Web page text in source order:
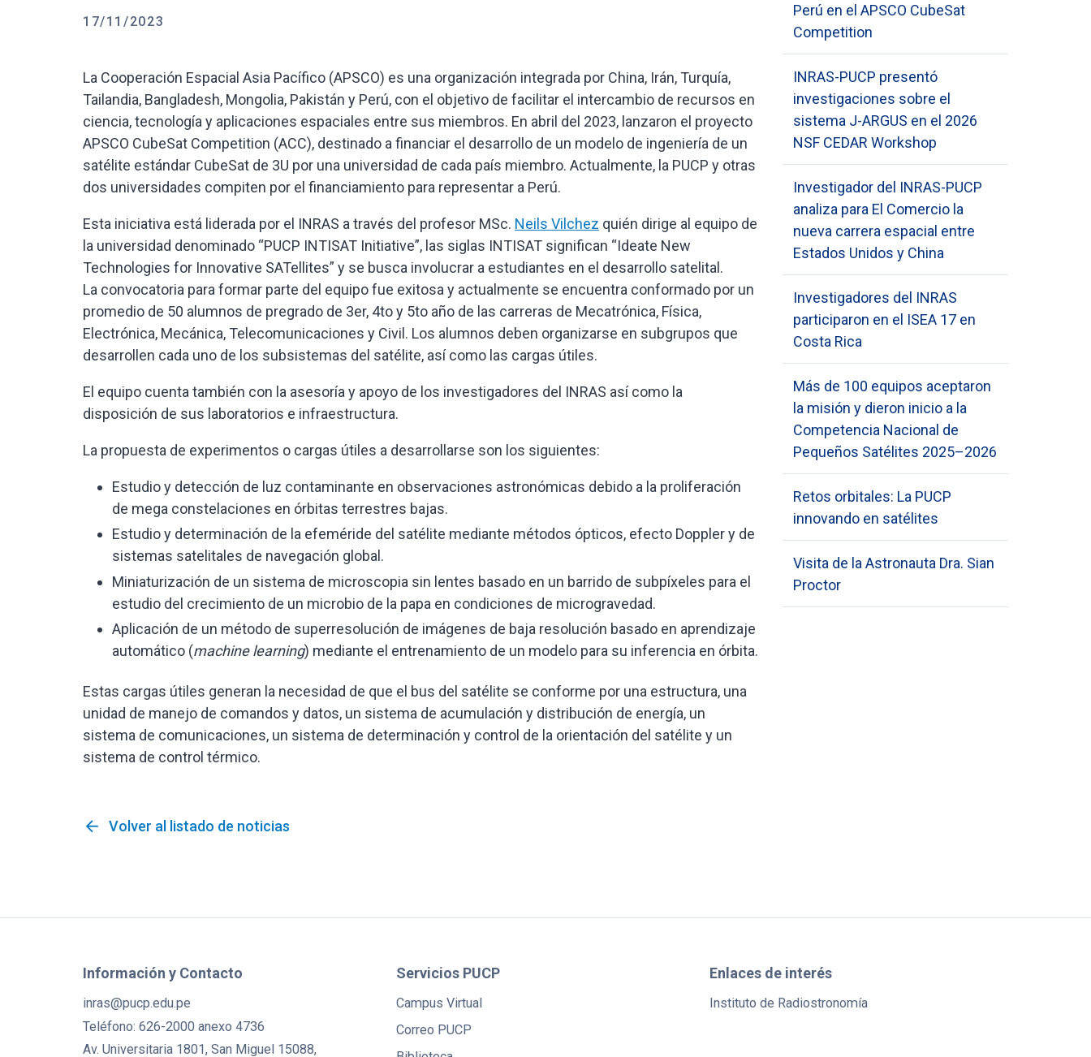
17/11/2023
La Cooperación Espacial Asia Pacífico (APSCO) es una organización integrada por China, Irán, Turquía,
Tailandia, Bangladesh, Mongolia, Pakistán y Perú, con el objetivo de facilitar el intercambio de recursos en
ciencia, tecnología y aplicaciones espaciales entre sus miembros. En abril del 2023, lanzaron el proyecto
APSCO CubeSat Competition (ACC), destinado a financiar el desarrollo de un modelo de ingeniería de un
satélite estándar CubeSat de 3U por una universidad de cada país miembro. Actualmente, la PUCP y otras
dos universidades compiten por el financiamiento para representar a Perú.
Esta iniciativa está liderada por el INRAS a través del profesor MSc. Neils Vilchez quién dirige al equipo de
la universidad denominado “PUCP INTISAT Initiative”, las siglas INTISAT significan “Ideate New
Technologies for Innovative SATellites” y se busca involucrar a estudiantes en el desarrollo satelital.
La convocatoria para formar parte del equipo fue exitosa y actualmente se encuentra conformado por un
promedio de 50 alumnos de pregrado de 3er, 4to y 5to año de las carreras de Mecatrónica, Física,
Electrónica, Mecánica, Telecomunicaciones y Civil. Los alumnos deben organizarse en subgrupos que
desarrollen cada uno de los subsistemas del satélite, así como las cargas útiles.
El equipo cuenta también con la asesoría y apoyo de los investigadores del INRAS así como la
disposición de sus laboratorios e infraestructura.
La propuesta de experimentos o cargas útiles a desarrollarse son los siguientes:
Estudio y detección de luz contaminante en observaciones astronómicas debido a la proliferación
de mega constelaciones en órbitas terrestres bajas.
Estudio y determinación de la efeméride del satélite mediante métodos ópticos, efecto Doppler y de
sistemas satelitales de navegación global.
Miniaturización de un sistema de microscopia sin lentes basado en un barrido de subpíxeles para el
estudio del crecimiento de un microbio de la papa en condiciones de microgravedad.
Aplicación de un método de superresolución de imágenes de baja resolución basado en aprendizaje
automático (machine learning) mediante el entrenamiento de un modelo para su inferencia en órbita.
Estas cargas útiles generan la necesidad de que el bus del satélite se conforme por una estructura, una
unidad de manejo de comandos y datos, un sistema de acumulación y distribución de energía, un
sistema de comunicaciones, un sistema de determinación y control de la orientación del satélite y un
sistema de control térmico.
arrow_back Volver al listado de noticias
Perú en el APSCO CubeSat
Competition
INRAS-PUCP presentó
investigaciones sobre el
sistema J-ARGUS en el 2026
NSF CEDAR Workshop
Investigador del INRAS-PUCP
analiza para El Comercio la
nueva carrera espacial entre
Estados Unidos y China
Investigadores del INRAS
participaron en el ISEA 17 en
Costa Rica
Más de 100 equipos aceptaron
la misión y dieron inicio a la
Competencia Nacional de
Pequeños Satélites 2025–2026
Retos orbitales: La PUCP
innovando en satélites
Visita de la Astronauta Dra. Sian
Proctor
Información y Contacto
inras@pucp.edu.pe
Teléfono: 626-2000 anexo 4736
Av. Universitaria 1801, San Miguel 15088,
Servicios PUCP
Campus Virtual
Correo PUCP
Enlaces de interés
Instituto de Radiostronomía